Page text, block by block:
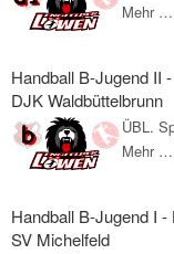
Mehr
Handball B-Jugend II
DJK Waldbüttelbrunn
ÜBL.
Mehr
Handball B-Jugend I
SV Michelfeld